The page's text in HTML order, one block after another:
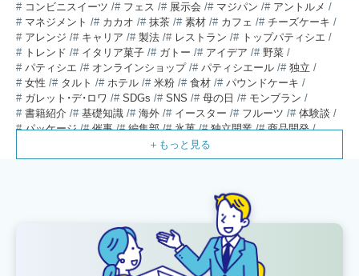
コンビニスイーツ フェス 展示会 マジパン
アントルメ
マネジメント
カカオ 抹茶 素材 カフェ
チーズケーキ
アレンジ
キャリア 製法 レストラン
トップパティシエ
トレンド
イタリア菓子 ガトー アイデア
野菜
パティシエ
オンラインショップ パティシエール
独立
女性
タルト ホテル 米粉 食材
パウンドケーキ
ガレット・デ・ロワ
SDGs SNS 母の日
モンブラン
書籍紹介
基礎知識 海外 イースター フルーツ
体験談
パッケージ
催事 編集部 氷菓 独立開業
商品開発
ブーランジェ
販売促進
コラム パン スタッフ育成
就職活動
インタビュー
コロナ対策
ショコラティエ
ベーカリー 工場 専門学生
海外事情
ワークライフバランス
生菓子 アシェットデセール
フランス オーブン担当 チョコレート